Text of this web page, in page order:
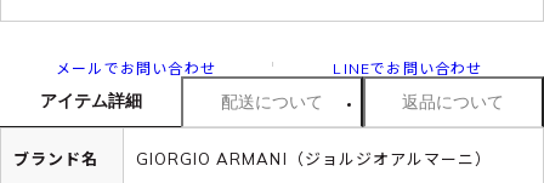
メールでお問い合わせ LINEでお問い合わせ
アイテム詳細 配送について 返品について
ブランド名 GIORGIO ARMANI（ジョルジオアルマーニ）